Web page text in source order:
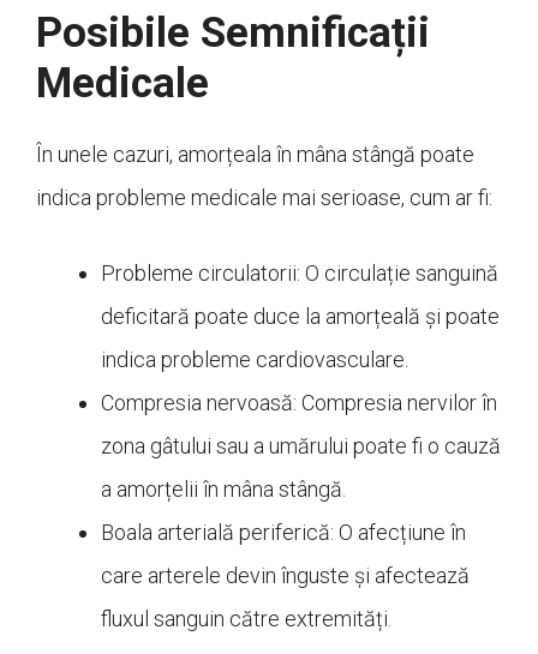
Posibile Semnificații
Medicale
În unele cazuri, amorțeala în mâna stângă poate
indica probleme medicale mai serioase, cum ar fi:
Probleme circulatorii: O circulație sanguină
deficitară poate duce la amorțeală și poate
indica probleme cardiovasculare.
Compresia nervoasă: Compresia nervilor în
zona gâtului sau a umărului poate fi o cauză
a amorțelii în mâna stângă.
Boala arterială periferică: O afecțiune în
care arterele devin înguste și afectează
fluxul sanguin către extremități.